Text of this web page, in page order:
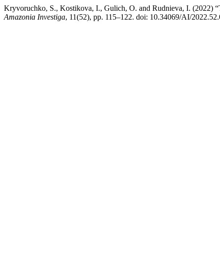
Kryvoruchko, S., Kostikova, I., Gulich, O. and Rudnieva, I. (2022)
Amazonia Investiga, 11(52), pp. 115–122. doi: 10.34069/AI/